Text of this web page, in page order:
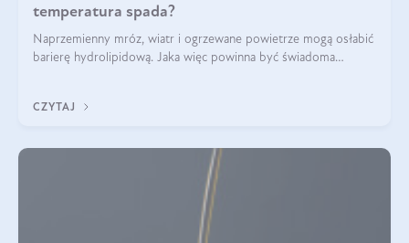
temperatura spada?
Naprzemienny mróz, wiatr i ogrzewane powietrze mogą osłabić
barierę hydrolipidową. Jaka więc powinna być świadoma
CZYTAJ